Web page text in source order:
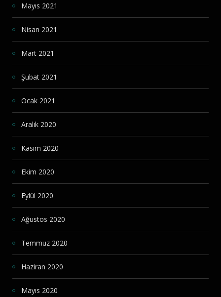
Mayıs 2021
Nisan 2021
Mart 2021
Şubat 2021
Ocak 2021
Aralık 2020
Kasım 2020
Ekim 2020
Eylül 2020
Ağustos 2020
Temmuz 2020
Haziran 2020
Mayıs 2020